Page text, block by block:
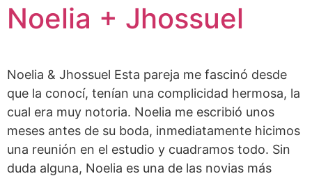
Noelia + Jhossuel
Noelia & Jhossuel Esta pareja me fascinó desde
que la conocí, tenían una complicidad hermosa, la
cual era muy notoria. Noelia me escribió unos
meses antes de su boda, inmediatamente hicimos
una reunión en el estudio y cuadramos todo. Sin
duda alguna, Noelia es una de las novias más